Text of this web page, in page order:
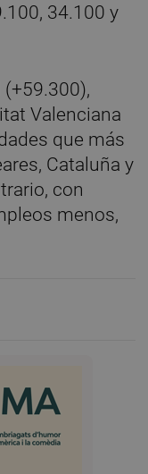
34.100 y
Valenciana
que más
Cataluña y
con
menos,